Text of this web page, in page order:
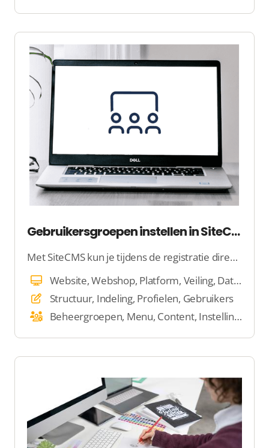
Gebruikersgroepen instellen in SiteCMS
Met SiteCMS kun je tijdens de registratie direct specifieke informatie van gebruikers verzamelen, zodat ze meteen aan de slag kunnen. Door gebruikers in te delen in groepen, kun je eenvoudig bepalen wie toegang krijgt tot bepaalde content en functies.
Website, Webshop, Platform, Veiling, Dating, E-mail, Beheer
Structuur, Indeling, Profielen, Gebruikers
Beheergroepen, Menu, Content, Instellingen